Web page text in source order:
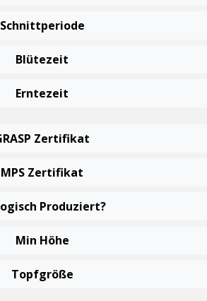
Schnittperiode
Blütezeit
Erntezeit
Zertifikat
MPS Zertifikat
Produziert?
Min Höhe
Topfgröße